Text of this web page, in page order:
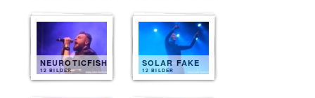
NEUROTICFISH
12 BILDER
SOLAR FAKE
12 BILDER